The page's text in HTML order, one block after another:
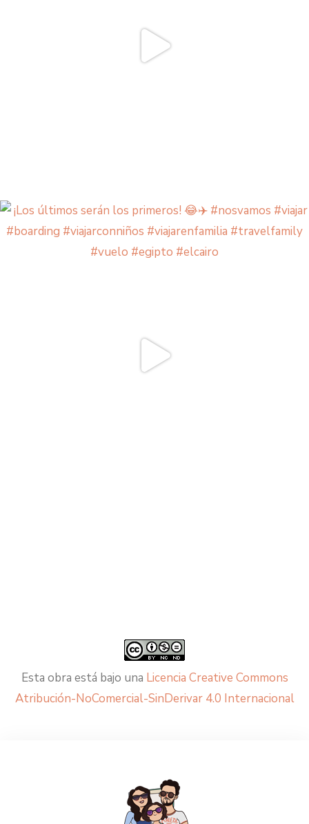
Esta obra está bajo una Licencia Creative Commons
Atribución-NoComercial-SinDerivar 4.0 Internacional